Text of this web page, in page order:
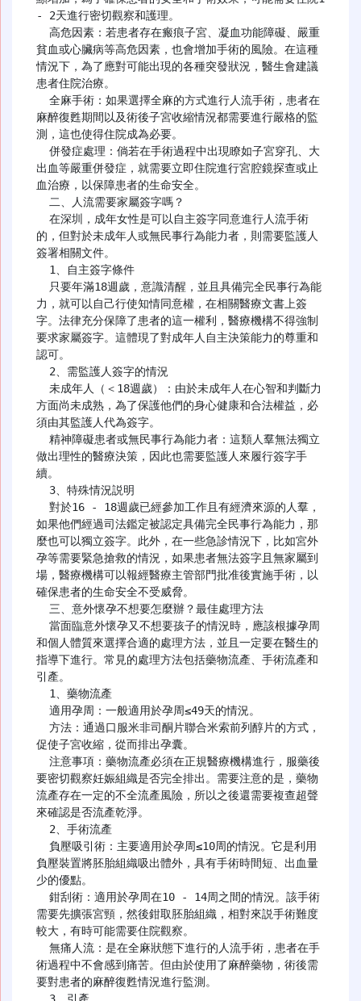
- 2天進行密切觀察和護理。
貧血或心臟病等高危因素，也會增加手術的風險。在這種
情況下，為了應對可能出現的各種突發狀況，醫生會建議
患者住院治療。
麻醉復甦期間以及術後子宮收縮情況都需要進行嚴格的監
測，這也使得住院成為必要。
出血等嚴重併發症，就需要立即住院進行宮腔鏡探查或止
血治療，以保障患者的生命安全。
的，但對於未成年人或無民事行為能力者，則需要監護人
簽署相關文件。
力，就可以自己行使知情同意權，在相關醫療文書上簽
字。法律充分保障了患者的這一權利，醫療機構不得強制
要求家屬簽字。這體現了對成年人自主決策能力的尊重和
認可。
方面尚未成熟，為了保護他們的身心健康和合法權益，必
須由其監護人代為簽字。
做出理性的醫療決策，因此也需要監護人來履行簽字手
續。
如果他們經過司法鑑定被認定具備完全民事行為能力，那
麼也可以獨立簽字。此外，在一些急診情況下，比如宮外
孕等需要緊急搶救的情況，如果患者無法簽字且無家屬到
場，醫療機構可以報經醫療主管部門批准後實施手術，以
確保患者的生命安全不受威脅。
和個人體質來選擇合適的處理方法，並且一定要在醫生的
指導下進行。常見的處理方法包括藥物流產、手術流產和
引產。
促使子宮收縮，從而排出孕囊。
要密切觀察妊娠組織是否完全排出。需要注意的是，藥物
流產存在一定的不全流產風險，所以之後還需要複查超聲
來確認是否流產乾淨。
負壓裝置將胚胎組織吸出體外，具有手術時間短、出血量
少的優點。
需要先擴張宮頸，然後鉗取胚胎組織，相對來説手術難度
較大，有時可能需要住院觀察。
術過程中不會感到痛苦。但由於使用了麻醉藥物，術後需
要對患者的麻醉復甦情況進行監測。